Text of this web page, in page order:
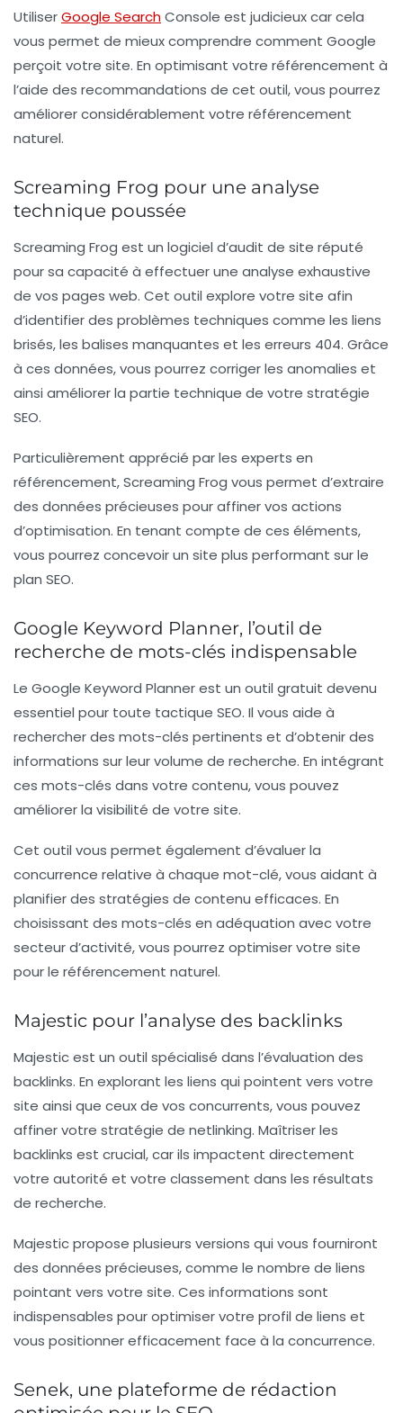
UtiliserGoogle SearchConsole est judicieux car cela
vous permet de mieux comprendre comment Google
perçoit votre site. En optimisant votre référencement à
l’aide des recommandations de cet outil, vous pourrez
améliorer considérablement votre référencement
naturel.
Screaming Frog pour une analyse
technique poussée
Screaming Frog est un logiciel d’audit de site réputé
pour sa capacité à effectuer une analyse exhaustive
de vos pages web. Cet outil explore votre site afin
d’identifier des problèmes techniques comme les liens
brisés, les balises manquantes et les erreurs 404. Grâce
à ces données, vous pourrez corriger les anomalies et
ainsi améliorer la partie technique de votre stratégie
SEO.
Particulièrement apprécié par les experts en
référencement, Screaming Frog vous permet d’extraire
des données précieuses pour affiner vos actions
d’optimisation. En tenant compte de ces éléments,
vous pourrez concevoir un site plus performant sur le
plan SEO.
Google Keyword Planner, l’outil de
recherche de mots-clés indispensable
Le Google Keyword Plannerest un outil gratuit devenu
essentiel pour toute tactique SEO. Il vous aide à
rechercher des mots-clés pertinents et d’obtenir des
informations sur leur volume de recherche. En intégrant
ces mots-clés dans votre contenu, vous pouvez
améliorer la visibilité de votre site.
Cet outil vous permet également d’évaluer la
concurrence relative à chaque mot-clé, vous aidant à
planifier des stratégies de contenu efficaces. En
choisissant des mots-clés en adéquation avec votre
secteur d’activité, vous pourrez optimiser votre site
pour le référencement naturel.
Majestic pour l’analyse des backlinks
Majestic est un outil spécialisé dans l’évaluation des
backlinks. En explorant les liens qui pointent vers votre
site ainsi que ceux de vos concurrents, vous pouvez
affiner votre stratégie de netlinking. Maîtriser les
backlinks est crucial, car ils impactent directement
votre autorité et votre classement dans les résultats
de recherche.
Majestic propose plusieurs versions qui vous fourniront
des données précieuses, comme le nombre de liens
pointant vers votre site. Ces informations sont
indispensables pour optimiser votre profil de liens et
vous positionner efficacement face à la concurrence.
Senek, une plateforme de rédaction